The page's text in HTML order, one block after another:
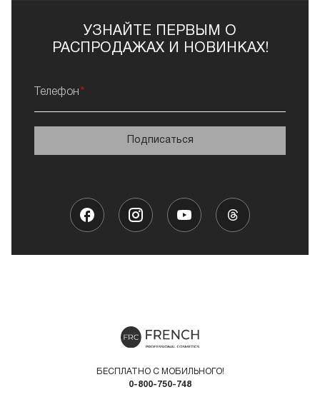
УЗНАЙТЕ ПЕРВЫМ О
РАСПРОДАЖАХ И НОВИНКАХ!
Телефон
Подписаться
БЕСПЛАТНО С МОБИЛЬНОГО!
0-800-750-748